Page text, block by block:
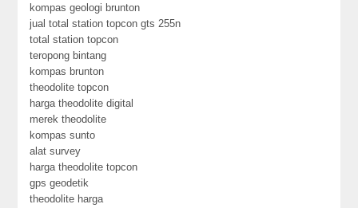
kompas geologi brunton
jual total station topcon gts 255n
total station topcon
teropong bintang
kompas brunton
theodolite topcon
harga theodolite digital
merek theodolite
kompas sunto
alat survey
harga theodolite topcon
gps geodetik
theodolite harga